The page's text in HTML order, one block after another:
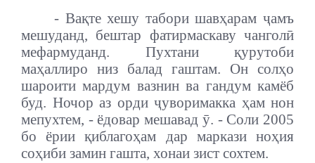
- Вақте хешу табори шавҳарам ҷамъ
мешуданд, бештар фатирмаскаву чанголӣ
мефармуданд. Пухтани қурутоби
маҳаллиро низ балад гаштам. Он солҳо
шароити мардум вазнин ва гандум камёб
буд. Ночор аз орди ҷуворимакка ҳам нон
мепухтем, - ёдовар мешавад ӯ. - Соли 2005
бо ёрии қиблагоҳам дар маркази ноҳия
соҳиби замин гашта, хонаи зист сохтем.